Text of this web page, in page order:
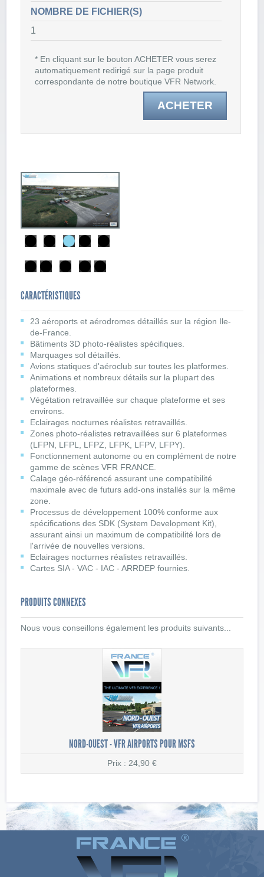
NOMBRE DE FICHIER(S)
1
ACHETER
* En cliquant sur le bouton ACHETER vous serez
automatiquement redirigé sur la page produit
correspondante de notre boutique VFR Network.
CARACTÉRISTIQUES
23 aéroports et aérodromes détaillés sur la région Ile-
de-France.
Bâtiments 3D photo-réalistes spécifiques.
Marquages sol détaillés.
Avions statiques d'aéroclub sur toutes les platformes.
Animations et nombreux détails sur la plupart des
plateformes.
Végétation retravaillée sur chaque plateforme et ses
environs.
Eclairages nocturnes réalistes retravaillés.
Zones photo-réalistes retravaillées sur 6 plateformes
(LFPN, LFPL, LFPZ, LFPK, LFPV, LFPY).
Fonctionnement autonome ou en complément de notre
gamme de scènes VFR FRANCE.
Calage géo-référencé assurant une compatibilité
maximale avec de futurs add-ons installés sur la même
zone.
Processus de développement 100% conforme aux
spécifications des SDK (System Development Kit),
assurant ainsi un maximum de compatibilité lors de
l'arrivée de nouvelles versions.
Eclairages nocturnes réalistes retravaillés.
Cartes SIA - VAC - IAC - ARRDEP fournies.
PRODUITS CONNEXES
Nous vous conseillons également les produits suivants...
NORD-OUEST - VFR AIRPORTS POUR MSFS
Prix : 24,90 €